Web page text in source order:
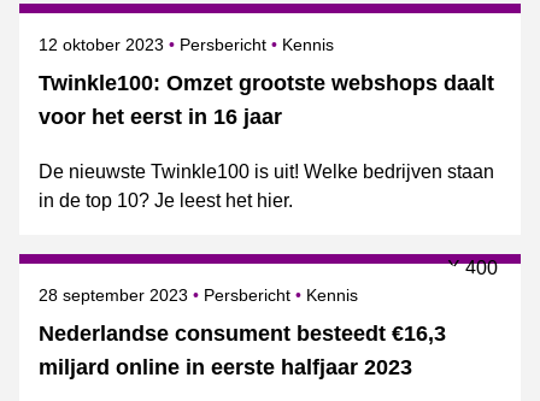
Twinkle100: Omzet grootste webshops daalt
voor het eerst in 16 jaar
Gepubliceerd op
12 oktober 2023 Categorie
Persbericht Onderwerpen
Kennis
De nieuwste Twinkle100 is uit! Welke bedrijven staan
in de top 10? Je leest het hier.
Nederlandse consument besteedt €16,3
miljard online in eerste halfjaar 2023
Gepubliceerd op
28 september 2023 Categorie
Persbericht Onderwerpen
Kennis